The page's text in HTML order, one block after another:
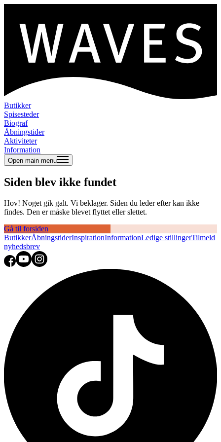
Butikker
Spisesteder
Biograf
Åbningstider
Aktiviteter
Information
Open main menu
Siden blev ikke fundet
Hov! Noget gik galt. Vi beklager. Siden du leder efter kan ikke
findes. Den er måske blevet flyttet eller slettet.
Gå til forsiden
ButikkerÅbningstiderInspirationInformationLedige stillingerTilmeld
nyhedsbrev